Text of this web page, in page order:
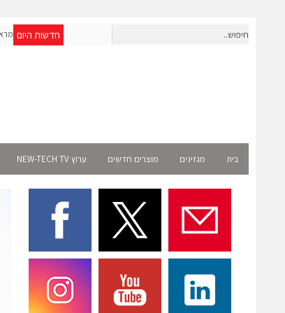
חדשות היום
חברת IAIG גייסה 6 מיליון דולר להקמת חברות תוכנה שנבנו מראש
בית מגזינים מוצרים חדשים ערוץ NEW-TECH TV